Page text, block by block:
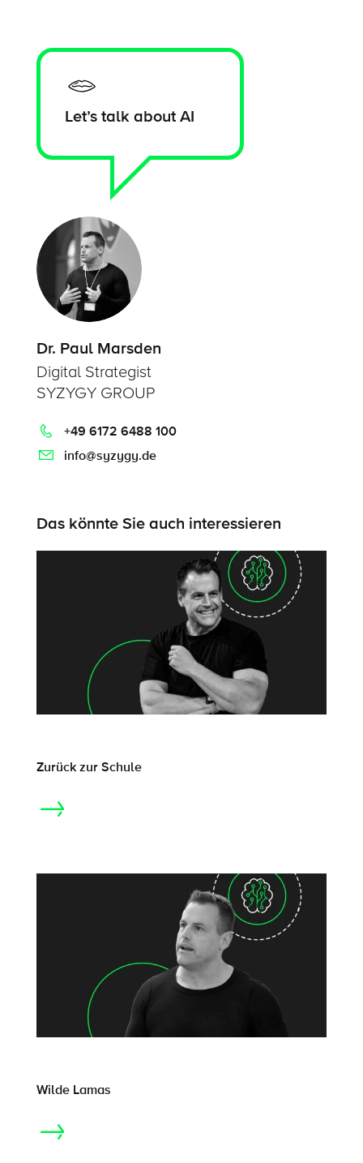
Let’s talk about AI
Dr. Paul Marsden
Digital Strategist
SYZYGY GROUP
+49 6172 6488 100
info@syzygy.de
Das könnte Sie auch interessieren
Zurück zur Schule
Wilde Lamas